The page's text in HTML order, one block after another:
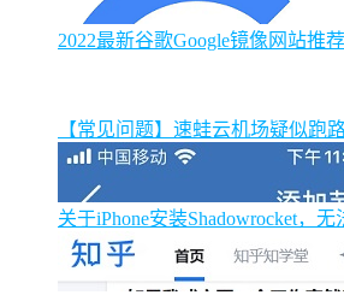
2022最新谷歌Google镜像网站推荐
【常见问题】速蛙云机场疑似跑路
关于iPhone安装Shadowrocket，